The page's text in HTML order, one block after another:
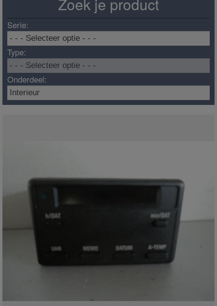
Zoek je product
Serie:
Type:
Onderdeel: